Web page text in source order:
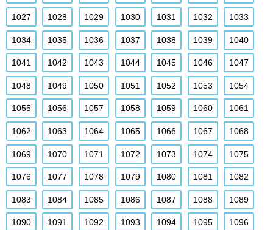
1027 1028 1029 1030 1031 1032 1033
1034 1035 1036 1037 1038 1039 1040
1041 1042 1043 1044 1045 1046 1047
1048 1049 1050 1051 1052 1053 1054
1055 1056 1057 1058 1059 1060 1061
1062 1063 1064 1065 1066 1067 1068
1069 1070 1071 1072 1073 1074 1075
1076 1077 1078 1079 1080 1081 1082
1083 1084 1085 1086 1087 1088 1089
1090 1091 1092 1093 1094 1095 1096